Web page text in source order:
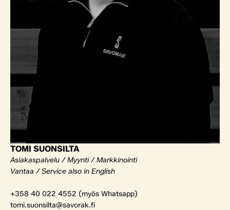
TOMI SUONSILTA
Asiakaspalvelu / Myynti / Markkinointi
Vantaa / Service also in English
+358 40 022 4552 (myös Whatsapp)
tomi.suonsilta@savorak.fi